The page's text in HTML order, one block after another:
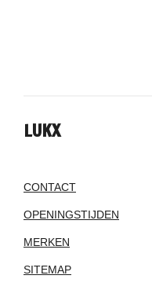
LUKX
CONTACT
OPENINGSTIJDEN
MERKEN
SITEMAP